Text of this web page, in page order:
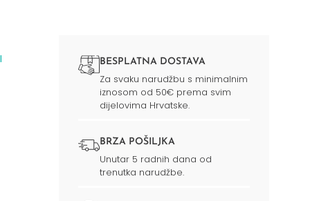
BESPLATNA DOSTAVA
Za svaku narudžbu s minimalnim
iznosom od 50€ prema svim
dijelovima Hrvatske.
BRZA POŠILJKA
Unutar 5 radnih dana od
trenutka narudžbe.